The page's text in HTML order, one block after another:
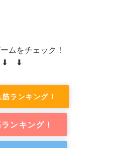
ムをチェック！
⬇
ランキング！
ンキング！